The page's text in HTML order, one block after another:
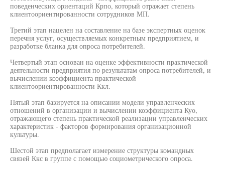
поведенческих ориентаций Крпо, который отражает степень
клиентоориентированности сотрудников МП.
Третий этап нацелен на составление на базе экспертных оценок
перечня услуг, осуществляемых конкретным предприятием, и
разработке бланка для опроса потребителей.
Четвертый этап основан на оценке эффективности практической
деятельности предприятия по результатам опроса потребителей, и
вычислении коэффициента практической
клиентоориентированности Ккл.
Пятый этап базируется на описании модели управленческих
отношений в организации и вычислении коэффициента Куо,
отражающего степень практической реализации управленческих
характеристик - факторов формирования организационной
культуры.
Шестой этап предполагает измерение структуры командных
связей Ккс в группе с помощью социометрического опроса.